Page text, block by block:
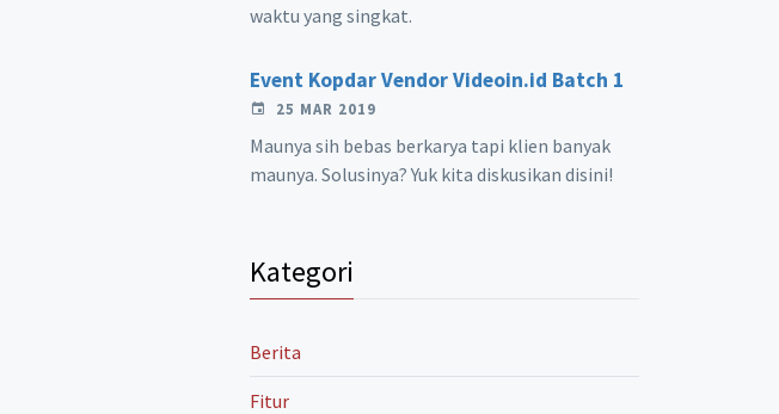
waktu yang singkat.
Event Kopdar Vendor Videoin.id Batch 1
25 MAR 2019
Maunya sih bebas berkarya tapi klien banyak
maunya. Solusinya? Yuk kita diskusikan disini!
Kategori
Berita
Fitur